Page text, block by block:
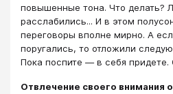
повышенные тона. Что делать?
расслабились... И в этом
переговоры вполне мирно. А
поругались, то отложили
Пока поспите — в себя придете.
Отвлечение своего внимания